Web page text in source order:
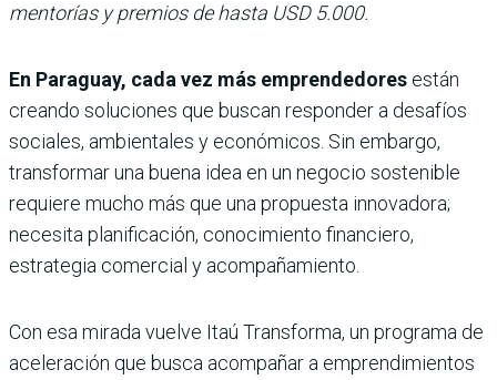
mentorías y premios de hasta USD 5.000.
En Paraguay, cada vez más emprendedores están
creando soluciones que buscan responder a desafíos
sociales, ambientales y económicos. Sin embargo,
transformar una buena idea en un negocio sostenible
requiere mucho más que una propuesta innovadora;
necesita planificación, conocimiento financiero,
estrategia comercial y acompañamiento.
Con esa mirada vuelve Itaú Transforma, un programa de
aceleración que busca acompañar a emprendimientos